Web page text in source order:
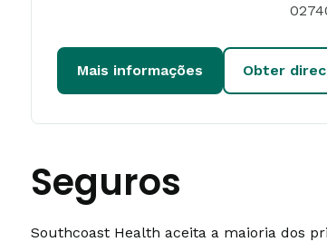
Mais informações Obter
Seguros
Southcoast Health aceita a maioria dos